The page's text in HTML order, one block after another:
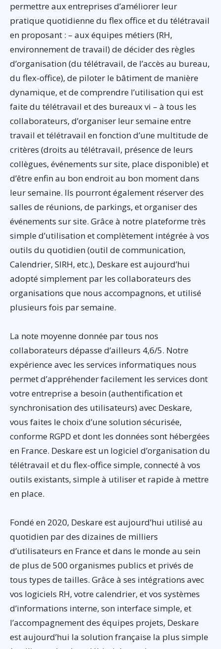
permettre aux entreprises d’améliorer leur
pratique quotidienne du flex office et du télétravail
en proposant : – aux équipes métiers (RH,
environnement de travail) de décider des règles
d’organisation (du télétravail, de l’accès au bureau,
du flex-office), de piloter le bâtiment de manière
dynamique, et de comprendre l’utilisation qui est
faite du télétravail et des bureaux vi – à tous les
collaborateurs, d’organiser leur semaine entre
travail et télétravail en fonction d’une multitude de
critères (droits au télétravail, présence de leurs
collègues, événements sur site, place disponible) et
d’être enfin au bon endroit au bon moment dans
leur semaine. Ils pourront également réserver des
salles de réunions, de parkings, et organiser des
événements sur site. Grâce à notre plateforme très
simple d’utilisation et complètement intégrée à vos
outils du quotidien (outil de communication,
Calendrier, SIRH, etc.), Deskare est aujourd’hui
adopté simplement par les collaborateurs des
organisations que nous accompagnons, et utilisé
plusieurs fois par semaine.
La note moyenne donnée par tous nos
collaborateurs dépasse d’ailleurs 4,6/5. Notre
expérience avec les services informatiques nous
permet d’appréhender facilement les services dont
votre entreprise a besoin (authentification et
synchronisation des utilisateurs) avec Deskare,
vous faites le choix d’une solution sécurisée,
conforme RGPD et dont les données sont hébergées
en France. Deskare est un logiciel d’organisation du
télétravail et du flex-office simple, connecté à vos
outils existants, simple à utiliser et rapide à mettre
en place.
Fondé en 2020, Deskare est aujourd’hui utilisé au
quotidien par des dizaines de milliers
d’utilisateurs en France et dans le monde au sein
de plus de 500 organismes publics et privés de
tous types de tailles. Grâce à ses intégrations avec
vos logiciels RH, votre calendrier, et vos systèmes
d’informations interne, son interface simple, et
l’accompagnement des équipes projets, Deskare
est aujourd’hui la solution française la plus simple